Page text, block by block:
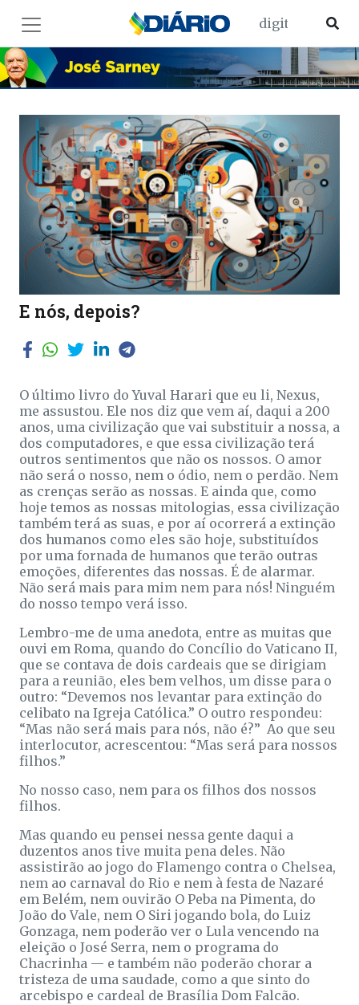
E nós, depois?
O último livro do Yuval Harari que eu li, Nexus,
me assustou. Ele nos diz que vem aí, daqui a 200
anos, uma civilização que vai substituir a nossa, a
dos computadores, e que essa civilização terá
outros sentimentos que não os nossos. O amor
não será o nosso, nem o ódio, nem o perdão. Nem
as crenças serão as nossas. E ainda que, como
hoje temos as nossas mitologias, essa civilização
também terá as suas, e por aí ocorrerá a extinção
dos humanos como eles são hoje, substituídos
por uma fornada de humanos que terão outras
emoções, diferentes das nossas. É de alarmar.
Não será mais para mim nem para nós! Ninguém
do nosso tempo verá isso.
Lembro-me de uma anedota, entre as muitas que
ouvi em Roma, quando do Concílio do Vaticano II,
que se contava de dois cardeais que se dirigiam
para a reunião, eles bem velhos, um disse para o
outro: “Devemos nos levantar para extinção do
celibato na Igreja Católica.” O outro respondeu:
“Mas não será mais para nós, não é?” Ao que seu
interlocutor, acrescentou: “Mas será para nossos
filhos.”
No nosso caso, nem para os filhos dos nossos
filhos.
Mas quando eu pensei nessa gente daqui a
duzentos anos tive muita pena deles. Não
assistirão ao jogo do Flamengo contra o Chelsea,
nem ao carnaval do Rio e nem à festa de Nazaré
em Belém, nem ouvirão O Peba na Pimenta, do
João do Vale, nem O Siri jogando bola, do Luiz
Gonzaga, nem poderão ver o Lula vencendo na
eleição o José Serra, nem o programa do
Chacrinha — e também não poderão chorar a
tristeza de uma saudade, como a que sinto do
arcebispo e cardeal de Brasília Dom Falcão.